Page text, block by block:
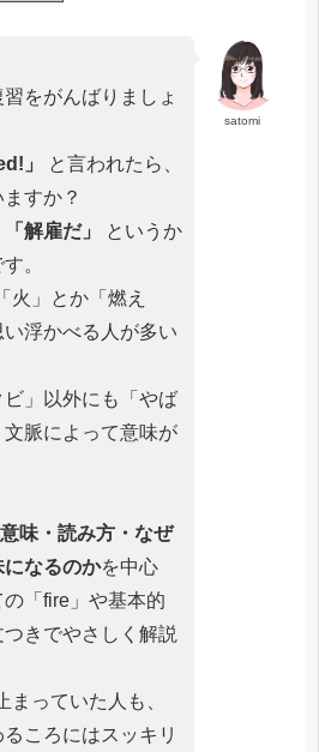
satomi
をがんばりましょ
」
と言われたら、
すか？
解雇だ」
というか
。
火」とか「燃え
浮かべる人が多い
」以外にも「やば
脈によって意味が
味・読み方・なぜ
になるのかを中心
「fire」や基本的
きでやさしく解説
まっていた人も、
ころにはスッキリ